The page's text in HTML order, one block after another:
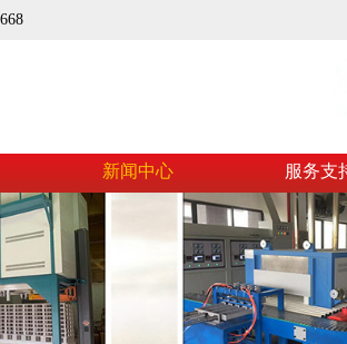
新闻中心 服务支